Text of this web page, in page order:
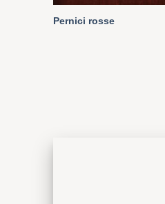
Pernici rosse